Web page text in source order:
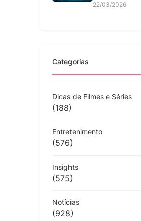
22/03/2026
Categorias
Dicas de Filmes e Séries
(188)
Entretenimento
(576)
Insights
(575)
Notícias
(928)